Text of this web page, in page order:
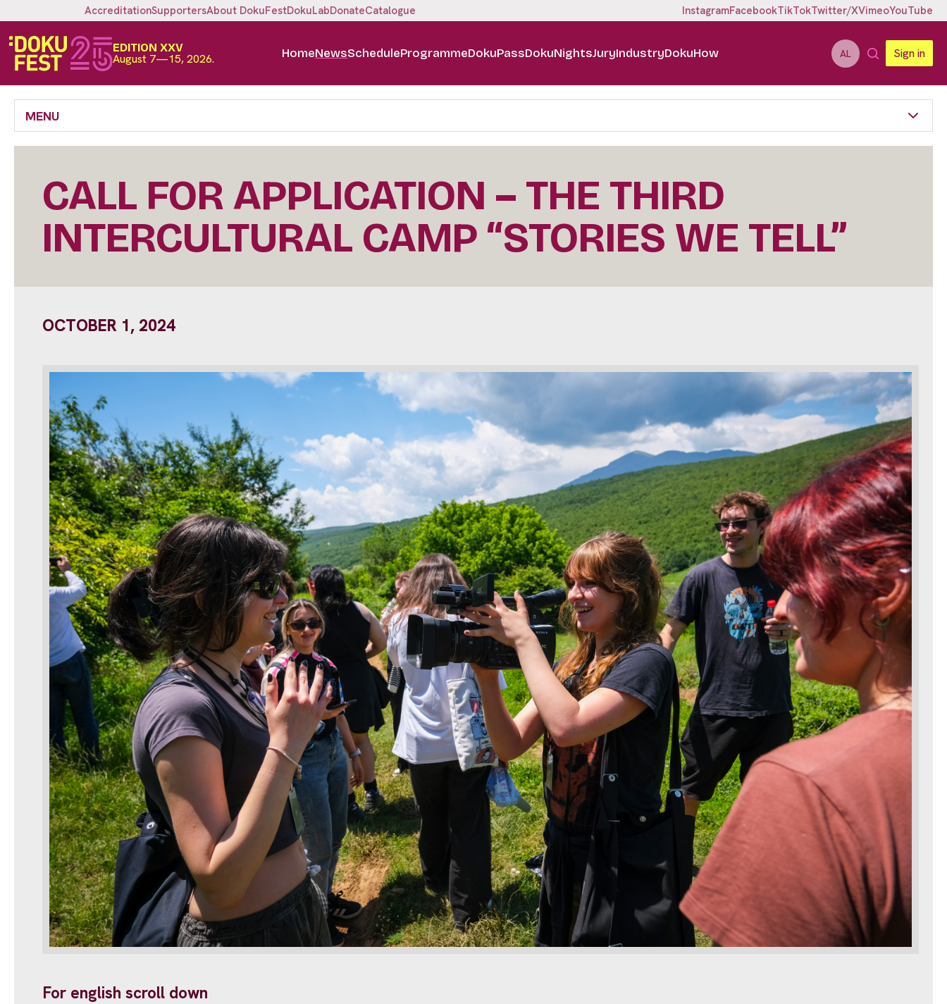
AccreditationSupportersAbout DokuFestDokuLabDonateCatalogue InstagramFacebookTikTokTwitter/XVimeoYouTube
EDITION XXV
August 7—15, 2026. HomeNewsScheduleProgrammeDokuPassDokuNightsJuryIndustryDokuHow AL Sign in
MENU
CALL FOR APPLICATION – THE THIRD
INTERCULTURAL CAMP “STORIES WE TELL”
OCTOBER 1, 2024
For english scroll down